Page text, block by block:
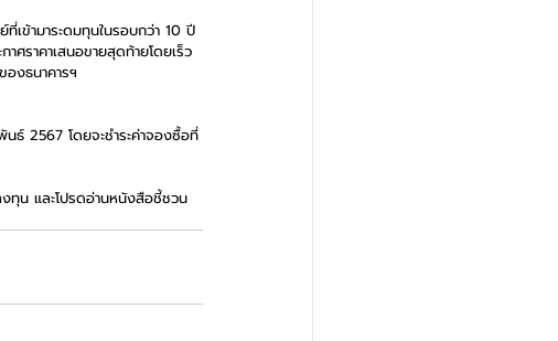
ข้ามาระดมทุนในรอบกว่า 10 ปี
ศราคาเสนอขายสุดท้ายโดยเร็ว
องธนาคารฯ
ธ์ 2567 โดยจะชำระค่าจองซื้อที่
ทุน และโปรดอ่านหนังสือชี้ชวน